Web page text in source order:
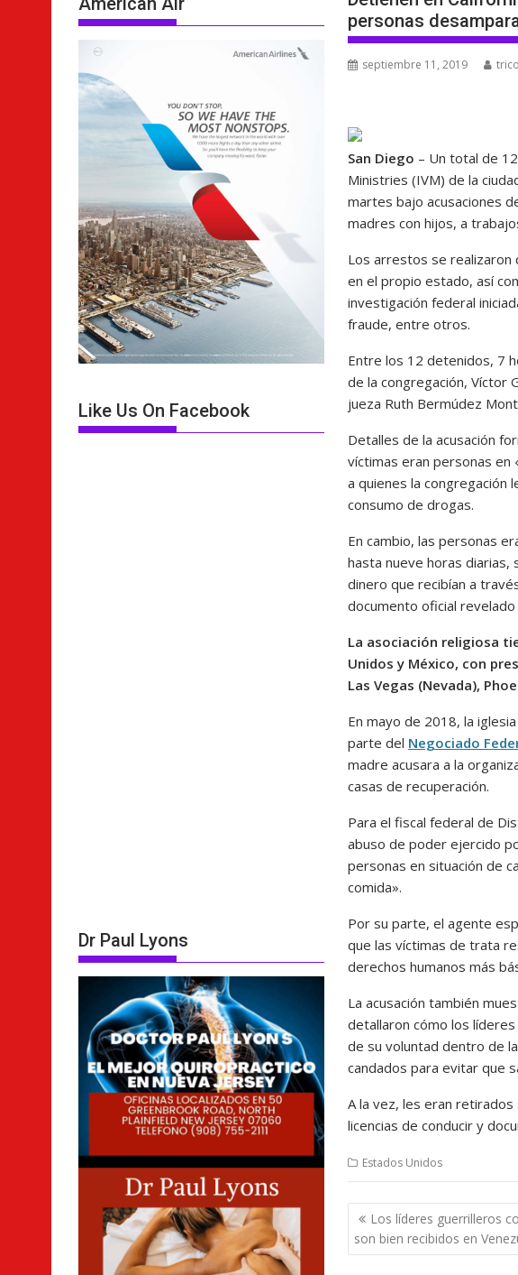
personas
septiembre 11, 2019
San Diego – Un total de
Ministries (IVM) de la
martes bajo acusaciones
madres con hijos, a
Los arrestos se realizaron
en el propio estado, así
investigación federal
fraude, entre otros.
Entre los 12 detenidos, 7
de la congregación, Víctor
jueza Ruth Bermúdez
Detalles de la acusación
víctimas eran personas en
a quienes la congregación
consumo de drogas.
En cambio, las personas
hasta nueve horas diarias,
dinero que recibían a
documento oficial revelado
La asociación religiosa
Unidos y México, con
Las Vegas (Nevada),
En mayo de 2018, la
parte del Negociado
madre acusara a la
casas de recuperación.
Para el fiscal federal de
abuso de poder ejercido
personas en situación de
comida».
Por su parte, el agente
que las víctimas de trata
derechos humanos más
La acusación también
detallaron cómo los
de su voluntad dentro de
candados para evitar que
A la vez, les eran
licencias de conducir y
Estados Unidos
Navegación
de
entradas
Los líderes guerrilleros
son bien recibidos en
Like Us On Facebook
Dr Paul Lyons